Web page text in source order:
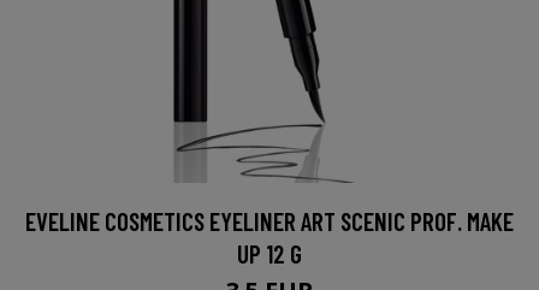
EVELINE COSMETICS EYELINER ART SCENIC PROF. MAKE
UP 12 G